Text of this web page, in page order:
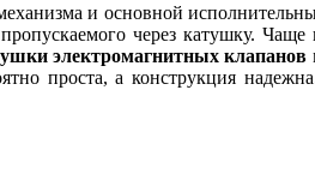
и основной
через катушку.
электромагнитных клапанов
проста, а конструкция